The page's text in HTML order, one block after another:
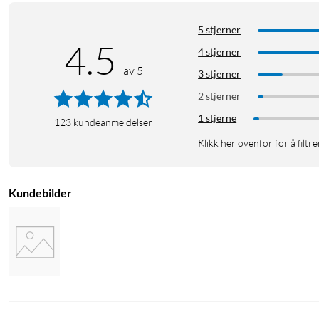
4.5 av 5
123 kundeanmeldelser
5 stjerner
4 stjerner
3 stjerner
2 stjerner
1 stjerne
Klikk her ovenfor for å
Kundebilder